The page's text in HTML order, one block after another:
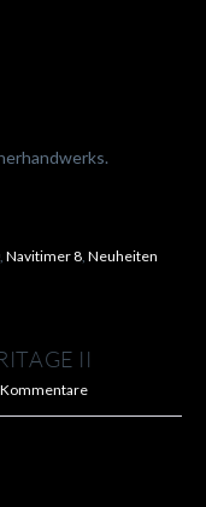
Navitimer 8 Neuheiten
II